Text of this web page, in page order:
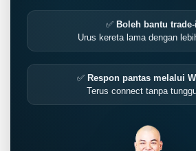
✅ Boleh bantu
Urus kereta lama dengan
✅ Respon pantas melalui
Terus connect tanpa